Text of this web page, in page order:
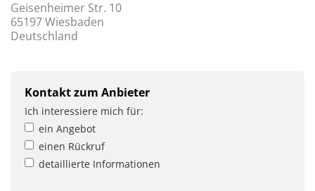
Geisenheimer Str. 10
65197 Wiesbaden
Deutschland
Kontakt zum Anbieter
Ich interessiere mich für:
ein Angebot
einen Rückruf
detaillierte Informationen